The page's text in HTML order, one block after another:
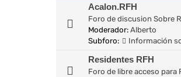
Acalon.RFH
Foro de discusion Sobre
Moderador: Alberto
Subforo:
Información
Residentes RFH
Foro de libre acceso